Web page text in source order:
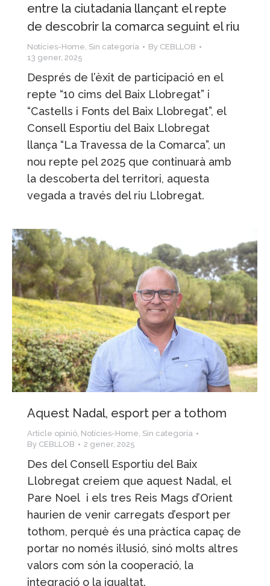
entre la ciutadania llançant el repte
de descobrir la comarca seguint el riu
Notícies-Home, Sin categoría By CEBLLOB
13 gener, 2025
Després de l’èxit de participació en el
repte “10 cims del Baix Llobregat” i
“Castells i Fonts del Baix Llobregat”, el
Consell Esportiu del Baix Llobregat
llança “La Travessa de la Comarca”, un
nou repte pel 2025 que continuarà amb
la descoberta del territori, aquesta
vegada a través del riu Llobregat.
Aquest Nadal, esport per a tothom
Article opinió Notícies-Home Sin categoría
By CEBLLOB 2 gener, 2025
Des del Consell Esportiu del Baix
Llobregat creiem que aquest Nadal, el
Pare Noel i els tres Reis Mags d’Orient
haurien de venir carregats d’esport per
tothom, perquè és una pràctica capaç de
portar no només il·lusió, sinó molts altres
valors com són la cooperació, la
integració o la igualtat.